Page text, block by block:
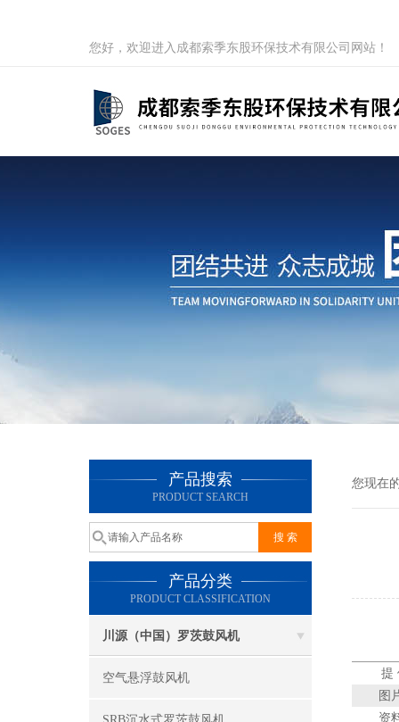
您好，欢迎进入成都索季东股环保技术有限公司网站！
产品搜索
PRODUCT SEARCH
产品分类
PRODUCT CLASSIFICATION
川源（中国）罗茨鼓风机
空气悬浮鼓风机
您现在
提
图
资